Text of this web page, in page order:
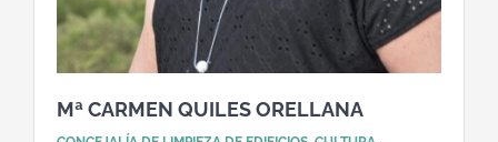
Mª CARMEN QUILES ORELLANA